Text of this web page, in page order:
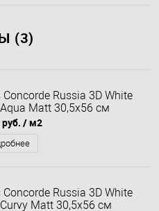
(3)
Concorde Russia 3D White
Matt 30,5x56 см
/ м2
Concorde Russia 3D White
Matt 30,5x56 см